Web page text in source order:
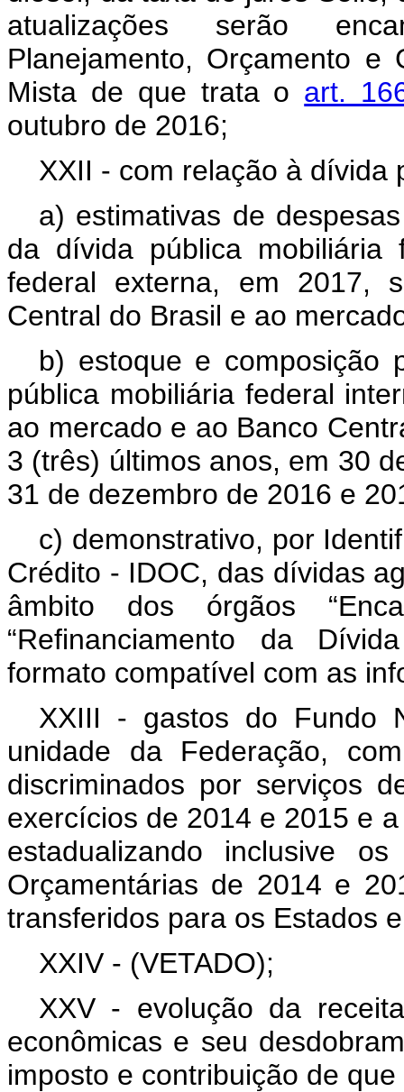
atualizações serão
Planejamento, Orçamento e
Mista de que trata o art.
outubro de 2016;
XXII - com relação à dívida
a) estimativas de
da dívida pública
federal externa, em 2017,
Central do Brasil e ao
b) estoque e composição
pública mobiliária federal
ao mercado e ao Banco
3 (três) últimos anos, em 30
31 de dezembro de 2016 e
c) demonstrativo, por
Crédito - IDOC, das dívidas
âmbito dos órgãos
“Refinanciamento da
formato compatível com as
XXIII - gastos do Fundo
unidade da Federação,
discriminados por serviços
exercícios de 2014 e 2015 e
estadualizando inclusive
Orçamentárias de 2014 e
transferidos para os Estados
XXIV - (VETADO);
XXV - evolução da
econômicas e seu
imposto e contribuição de